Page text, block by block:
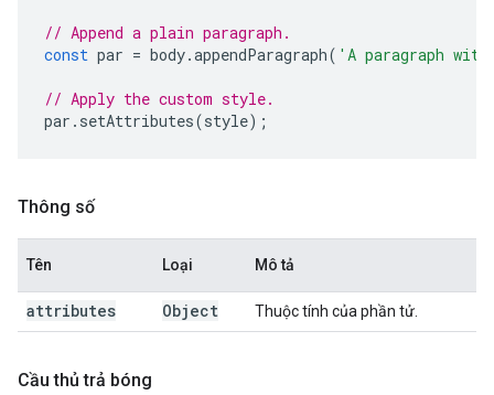
// Append a plain paragraph.
const par = body.appendParagraph( 'A paragraph
// Apply the custom style.
par . setAttributes(style);
Thông số
Tên Loại Mô tả
attributes Object Thuộc tính của phần tử.
Cầu thủ trả bóng